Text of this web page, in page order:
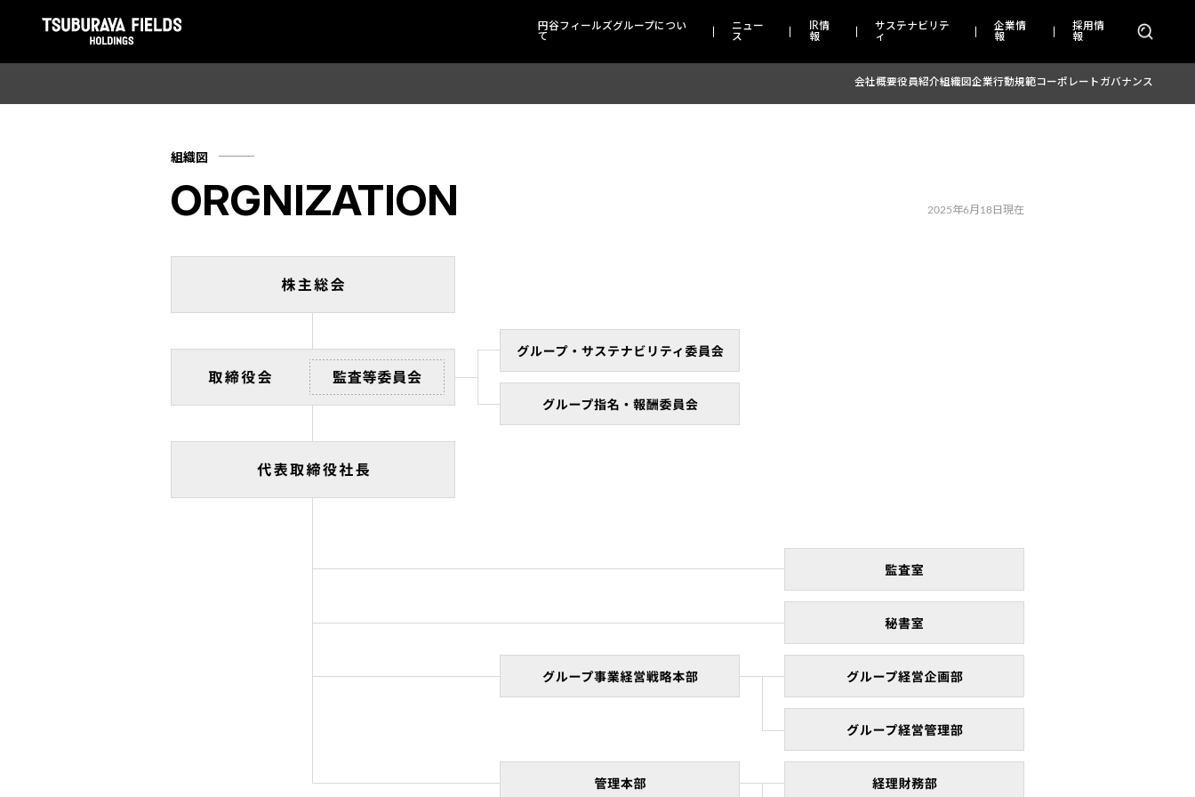
円谷フィールズグループについ
て
ニュー
ス
IR情
報
サステナビリテ
ィ
企業情
報
採用情
報
会社概要役員紹介組織図企業行動規範コーポレートガバナンス
組織図
ORGNIZATION 2025年6月18日現在